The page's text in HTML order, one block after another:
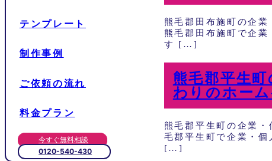
テンプレート
制作事例
ご依頼の流れ
料金プラン
今すぐ無料相談
0120-540-430
熊毛郡田布施町の企
熊毛郡田布施町で企
す […]
熊毛郡平生
わりのホー
熊毛郡平生町の企業
毛郡平生町で企業・
[…]